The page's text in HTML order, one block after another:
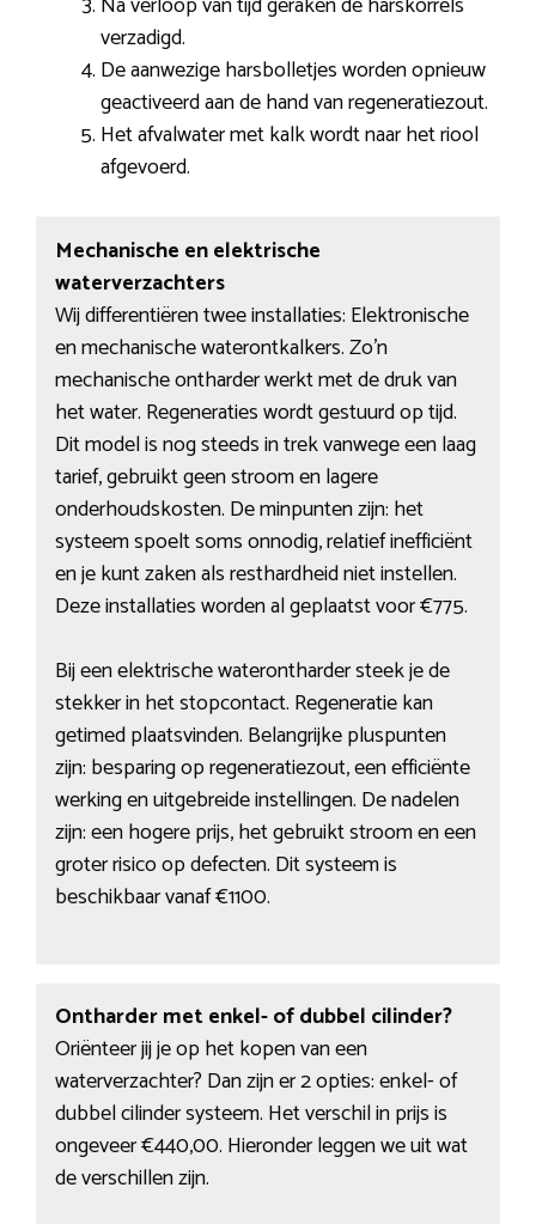
verzadigd.
De aanwezige harsbolletjes worden opnieuw
geactiveerd aan de hand van regeneratiezout.
Het afvalwater met kalk wordt naar het riool
afgevoerd.
Mechanische en elektrische
waterverzachters
Wij differentiëren twee installaties: Elektronische
en mechanische waterontkalkers. Zo’n
mechanische ontharder werkt met de druk van
het water. Regeneraties wordt gestuurd op tijd.
Dit model is nog steeds in trek vanwege een laag
tarief, gebruikt geen stroom en lagere
onderhoudskosten. De minpunten zijn: het
systeem spoelt soms onnodig, relatief inefficiënt
en je kunt zaken als resthardheid niet instellen.
Deze installaties worden al geplaatst voor €775.
Bij een elektrische waterontharder steek je de
stekker in het stopcontact. Regeneratie kan
getimed plaatsvinden. Belangrijke pluspunten
zijn: besparing op regeneratiezout, een efficiënte
werking en uitgebreide instellingen. De nadelen
zijn: een hogere prijs, het gebruikt stroom en een
groter risico op defecten. Dit systeem is
beschikbaar vanaf €1100.
Ontharder met enkel- of dubbel cilinder?
Oriënteer jij je op het kopen van een
waterverzachter? Dan zijn er 2 opties: enkel- of
dubbel cilinder systeem. Het verschil in prijs is
ongeveer €440,00. Hieronder leggen we uit wat
de verschillen zijn.